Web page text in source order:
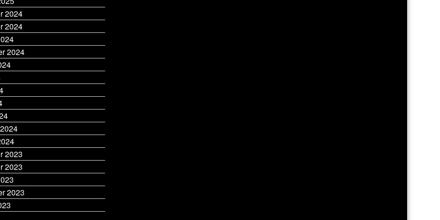
2024
2024
2024
2023
2023
2023